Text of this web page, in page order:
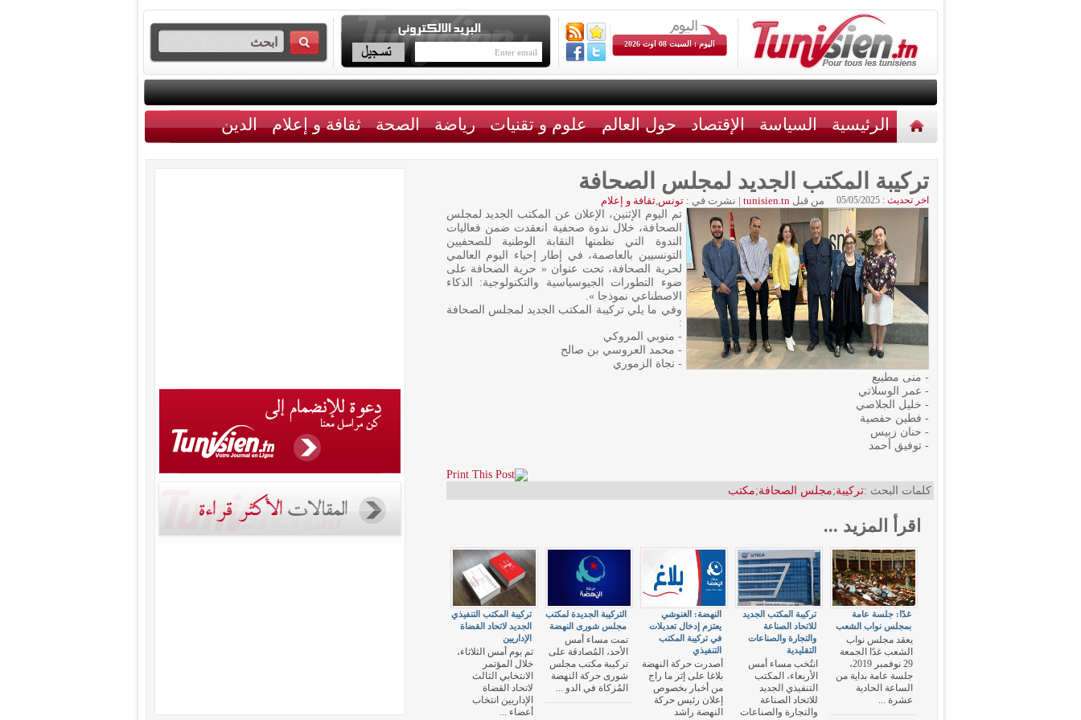
اليوم : السبت 08 اوت 2026
الرئيسية السياسة الإقتصاد حول العالم علوم و تقنيات رياضة الصحة ثقافة و إعلام الدين
تركيبة المكتب الجديد لمجلس الصحافة
اخر تحديث : 05/05/2025 من قبلtunisien.tn
| نشرت في :تونس,ثقافة و إعلام
تم اليوم الإثنين، الإعلان عن المكتب الجديد لمجلس
الصحافة، خلال ندوة صحفية انعقدت ضمن فعاليات
الندوة التي نظمتها النقابة الوطنية للصحفيين
التونسيين بالعاصمة، في إطار إحياء اليوم العالمي
لحرية الصحافة، تحت عنوان « حرية الصحافة على
ضوء التطورات الجيوسياسية والتكنولوجية: الذكاء
الاصطناعي نموذجا ».
وفي ما يلي تركيبة المكتب الجديد لمجلس الصحافة
:
- منوبي المروكي
- محمد العروسي بن صالح
- نجاة الزموري
- منى مطيبع
- عمر الوسلاتي
- خليل الجلاصي
- فطين حفصية
- حنان زبيس
- توفيق أحمد
كلمات البحث :تركيبة;مجلس الصحافة;مكتب
اقرأ المزيد ...
تركيبة المكتب التنفيذي
الجديد لاتحاد القضاة
الإداريين
تم يوم أمس الثلاثاء،
خلال المؤتمر
الانتخابي الثالث
لاتحاد القضاة
الإداريين انتخاب
أعضاء ...
التركيبة الجديدة لمكتب
مجلس شورى النهضة
تمت مساء أمس
الأحد، المُصادقة على
تركيبة مكتب مجلس
شورى حركة النهضة
المُزكاة في الدو ...
النهضة: الغنوشي
يعتزم إدخال تعديلات
في تركيبة المكتب
التنفيذي
أصدرت حركة النهضة
بلاغا على إثر ما راج
من أخبار بخصوص
إعلان رئيس حركة
النهضة راشد
تركيبة المكتب الجديد
للاتحاد الصناعة
والتجارة والصناعات
التقليدية
انتُخب مساء أمس
الأربعاء، المكتب
التنفيذي الجديد
للاتحاد الصناعة
والتجارة والصناعات
غدًا: جلسة عامة
بمجلس نواب الشعب
يعقد مجلس نواب
الشعب غدًا الجمعة
29 نوفمبر 2019،
جلسة عامة بداية من
الساعة الحادية
عشرة ...